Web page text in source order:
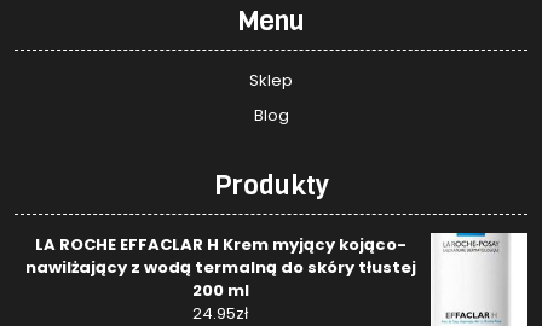
Menu
Sklep
Blog
Produkty
LA ROCHE EFFACLAR H Krem myjący kojąco-
nawilżający z wodą termalną do skóry tłustej
200 ml
24.95zł